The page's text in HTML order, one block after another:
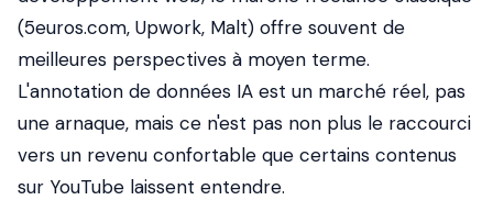
(5euros.com, Upwork, Malt) offre souvent de
meilleures perspectives à moyen terme.
L'annotation de données IA est un marché réel, pas
une arnaque, mais ce n'est pas non plus le raccourci
vers un revenu confortable que certains contenus
sur YouTube laissent entendre.